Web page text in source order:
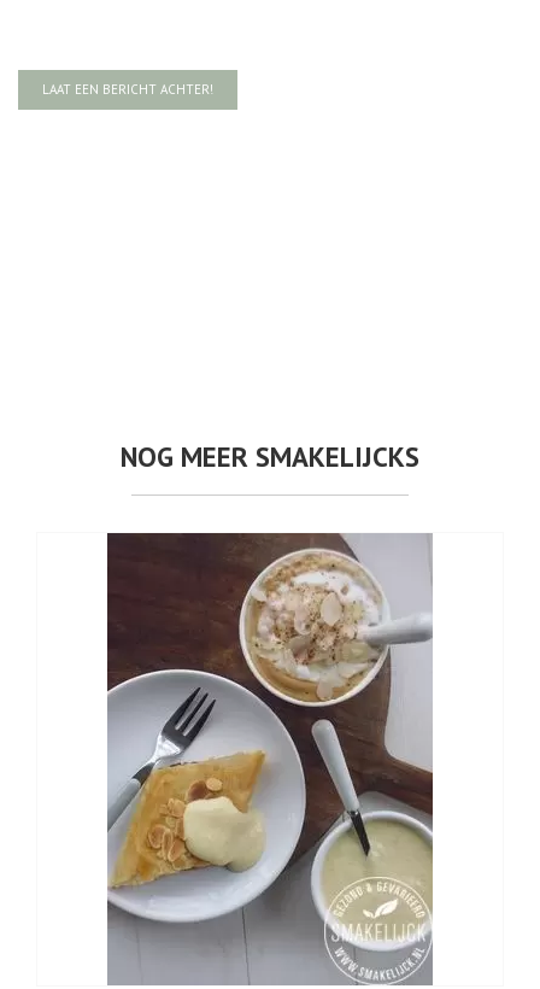
LAAT EEN BERICHT ACHTER!
NOG MEER SMAKELIJCKS